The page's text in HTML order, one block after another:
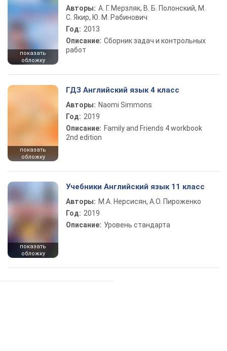
показать
обложку
Авторы: А. Г. Мерзляк, В. Б. Полонский, М.
С. Якир, Ю. М. Рабинович
Год: 2013
Описание: Сборник задач и контрольных
работ
показать
обложку
ГДЗ Английский язык 4 класс
Авторы: Naomi Simmons
Год: 2019
Описание: Family and Friends 4 workbook
2nd edition
показать
обложку
Учебники Английский язык 11 класс
Авторы: М.А. Нерсисян, А.О. Пироженко
Год: 2019
Описание: Уровень стандарта